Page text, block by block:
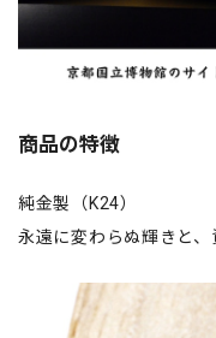
商品の特徴
純金製（K24）
永遠に変わらぬ輝きと、